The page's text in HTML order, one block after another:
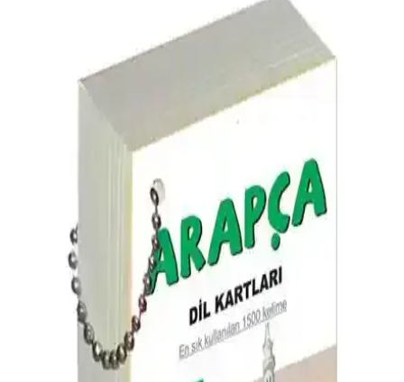
Arapça Güzel Yazı Defteri - Öğrenme ve Pratik İçin
Kaliteli Eğitim Materyali
Arapça yazı öğrenenler ve geliştirmek isteyenler için tasarlanmış,
renkli örneklerle zenginleştirilmiş, 48 sayfalık kaliteli defter, pratik
ve görsel öğrenmeye uygun içerik sunar.
Ravza Yayınları Arapça Dersleri Serisi: 4 Ciltlik
Ravza Yayınları'nın 4 ciltlik 'Durusu'l-Luğati'l-Arabiyye' serisi, dil
bilgisi ve edebi unsurlarıyla Arapça öğrenenlere kapsamlı bir kaynak
sunuyor. Öğrencilere ve öğretmenlere uygun, detaylı içerik ve
uygulamalı stratejiler içerir.
Alfa Yayınları'nın Modern Arapça Metin Okumaları
Kitabı Öğrenme ve Anlama İçin Güncel Bir Kaynak
Arapça öğrenenler ve eğitimciler için tasarlanmış, 18 farklı metin
içeren Alfa Yayınları kitabı, dil bilincini geliştirmeye ve okuma
becerilerini artırmaya yönelik kapsamlı bir kaynaktır.